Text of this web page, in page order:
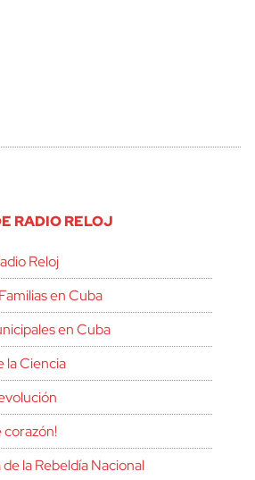
RADIO RELOJ
Reloj
en Cuba
en Cuba
la Ciencia
corazón!
la Rebeldía Nacional